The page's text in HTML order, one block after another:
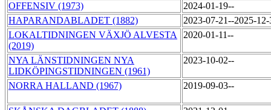
OFFENSIV (1973)
2024-01-19--
HAPARANDABLADET (1882)
2023-07-21--2025-
LOKALTIDNINGEN VÄXJÖ ALVESTA
(2019)
2020-01-11--
NYA LÄNSTIDNINGEN NYA
LIDKÖPINGSTIDNINGEN (1961)
2023-10-02--
NORRA HALLAND (1967) 2019-09-03--